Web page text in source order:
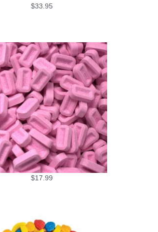
$33.95
$17.99